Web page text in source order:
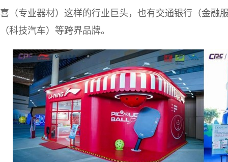
喜（专业器材）这样的行业巨头，也有交通银行（金融
（科技汽车）等跨界品牌。